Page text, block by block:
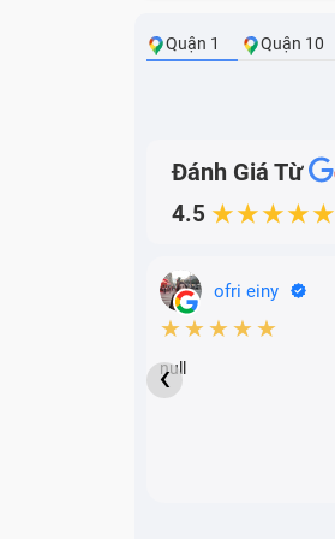
Quận 1 Quận 10
Đánh Giá Từ
4.5 ★★★★★
ofri einy
★★★★★
null
‹